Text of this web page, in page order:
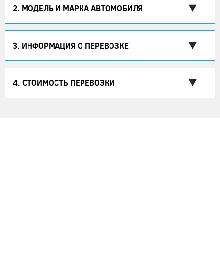
2. МОДЕЛЬ И МАРКА АВТОМОБИЛЯ
3. ИНФОРМАЦИЯ О ПЕРЕВОЗКЕ
4. СТОИМОСТЬ ПЕРЕВОЗКИ